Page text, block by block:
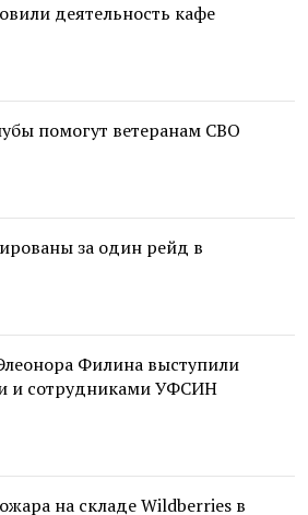
деятельность кафе
помогут ветеранам СВО
за один рейд в
Филина выступили
и сотрудниками УФСИН
на складе Wildberries в